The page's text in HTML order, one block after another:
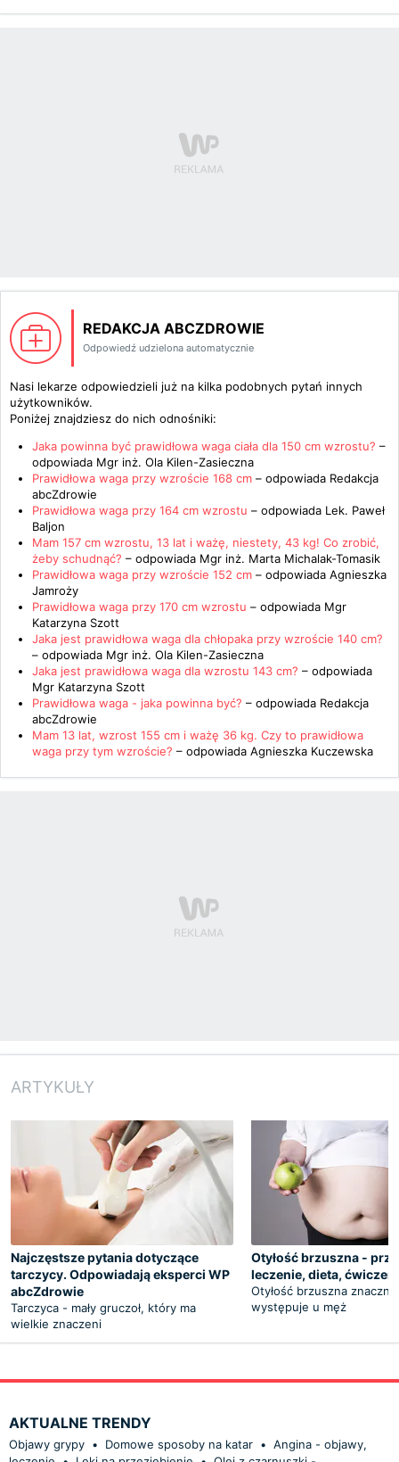
REDAKCJA ABCZDROWIE
Odpowiedź udzielona automatycznie
Nasi lekarze odpowiedzieli już na kilka podobnych pytań innych
użytkowników.
Poniżej znajdziesz do nich odnośniki:
Jaka powinna być prawidłowa waga ciała dla 150 cm wzrostu? –
odpowiada Mgr inż. Ola Kilen-Zasieczna
Prawidłowa waga przy wzroście 168 cm – odpowiada Redakcja
abcZdrowie
Prawidłowa waga przy 164 cm wzrostu – odpowiada Lek. Paweł
Baljon
Mam 157 cm wzrostu, 13 lat i ważę, niestety, 43 kg! Co zrobić,
żeby schudnąć? – odpowiada Mgr inż. Marta Michalak-Tomasik
Prawidłowa waga przy wzroście 152 cm – odpowiada Agnieszka
Jamroży
Prawidłowa waga przy 170 cm wzrostu – odpowiada Mgr
Katarzyna Szott
Jaka jest prawidłowa waga dla chłopaka przy wzroście 140 cm?
– odpowiada Mgr inż. Ola Kilen-Zasieczna
Jaka jest prawidłowa waga dla wzrostu 143 cm? – odpowiada
Mgr Katarzyna Szott
Prawidłowa waga - jaka powinna być? – odpowiada Redakcja
abcZdrowie
Mam 13 lat, wzrost 155 cm i ważę 36 kg. Czy to prawidłowa
waga przy tym wzroście? – odpowiada Agnieszka Kuczewska
ARTYKUŁY
Najczęstsze pytania dotyczące
tarczycy. Odpowiadają eksperci WP
abcZdrowie
Tarczyca - mały gruczoł, który ma
wielkie znaczeni
Otyłość brzuszna -
leczenie, dieta,
Otyłość brzuszna
występuje u męż
AKTUALNE TRENDY
Objawy grypy • Domowe sposoby na katar • Angina - objawy,